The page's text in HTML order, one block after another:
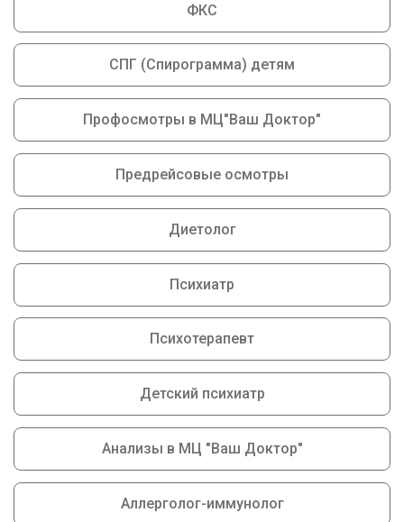
ФКС
СПГ (Спирограмма) детям
Профосмотры в МЦ"Ваш Доктор"
Предрейсовые осмотры
Диетолог
Психиатр
Психотерапевт
Детский психиатр
Анализы в МЦ "Ваш Доктор"
Аллерголог-иммунолог